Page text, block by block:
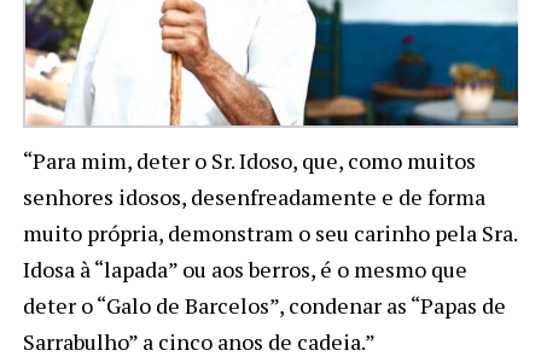
“Para mim, deter o Sr. Idoso, que, como muitos
senhores idosos, desenfreadamente e de forma
muito própria, demonstram o seu carinho pela Sra.
Idosa à “lapada” ou aos berros, é o mesmo que
deter o “Galo de Barcelos”, condenar as “Papas de
Sarrabulho” a cinco anos de cadeia.”